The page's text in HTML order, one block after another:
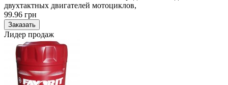
двухтактных двигателей мотоциклов,
99.96 грн
Лидер продаж